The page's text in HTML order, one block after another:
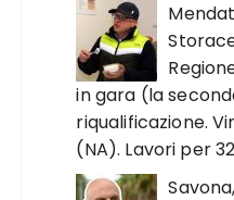
in gara (la
riqualificazione.
(NA). Lavori per